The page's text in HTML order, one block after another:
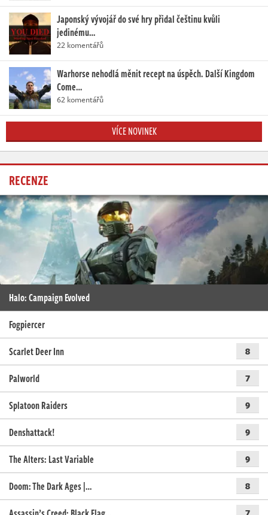
Japonský vývojář do své hry přidal češtinu kvůli
jedinému…
22 komentářů
Warhorse nehodlá měnit recept na úspěch. Další Kingdom
Come…
62 komentářů
VÍCE NOVINEK
RECENZE
Halo: Campaign Evolved
Fogpiercer
Scarlet Deer Inn
8
Palworld 7
Splatoon Raiders 9
Denshattack! 9
The Alters: Last Variable 9
Doom: The Dark Ages |… 8